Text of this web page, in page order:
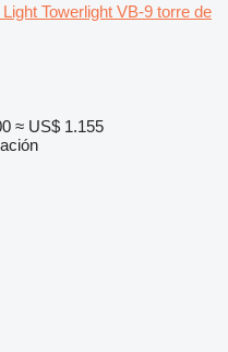
Light Towerlight VB-9 torre de
≈ US$ 1.155